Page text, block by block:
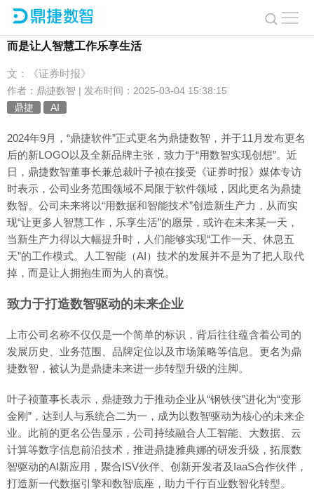
而是让人智慧工作乐享生活
文：《证券时报》
作者：鼎捷数智 | 发布时间：2025-03-04 15:38:15
鼎捷
AI
2024年9月，“鼎捷软件”正式更名为鼎捷数智，并于11月发布更名
后的新LOGO以及全新品牌主张，致力于“用数智实现创想”。近
日，鼎捷数智董事长兼总裁叶子祯在接受《证券时报》媒体专访
时表示，公司业务范围领域不局限于软件领域，因此更名为鼎捷
数智。公司未来将以“用数据和智能技术”创造新生产力，从而实
现“让更多人智慧工作，乐享生活”的愿景，或许在未来某一天，
当新生产力得以大幅提升时，人们能够实现“工作一天、休息五
天”的工作模式。人工智能（AI）技术的发展并不是为了把人取代
掉，而是让人拥抱生而为人的喜悦。
致力于打造数智驱动的未来企业
上市公司名称不仅仅是一个简单的标识，背后往往蕴含着公司的
发展历史、业务范围、品牌定位以及市场策略等信息。更名为鼎
捷数智，被认为是鼎捷未来进一步转型升级的注脚。
叶子祯董事长表示，鼎捷致力于推动企业从“钢铁侠”进化为“变形
金刚”，达到人与系统合二为一，成为以数智驱动为核心的未来企
业。此前的更名公告显示，公司持续融合人工智能、大数据、云
计算等数字信息前沿技术，推进鼎捷雅典娜的研发升级，拓展数
智驱动的AI新应用，聚合ISV伙伴、创新开发者及IaaS合作伙伴，
打造新一代数据引擎和数智底座，助力千行百业数智化转型。